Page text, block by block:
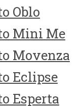
Oblo
Mini Me
Movenza
Eclipse
Esperta